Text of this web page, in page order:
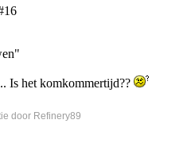
Is het komkommertijd??
door Refinery89